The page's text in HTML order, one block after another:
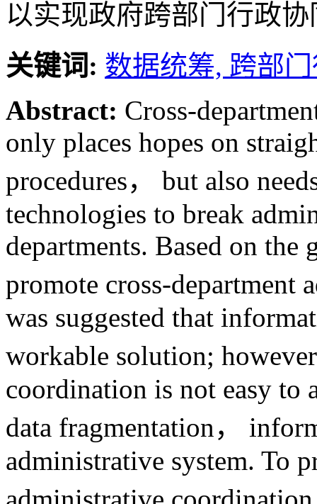
以实现政府跨部门行政协
关键词: 数据统筹, 跨部
Abstract: Cross-
only places hopes on
procedures， but also
technologies to break
departments. Based on the
promote cross-
was suggested that
workable solution;
coordination is not easy to
data fragmentation，
administrative system. To